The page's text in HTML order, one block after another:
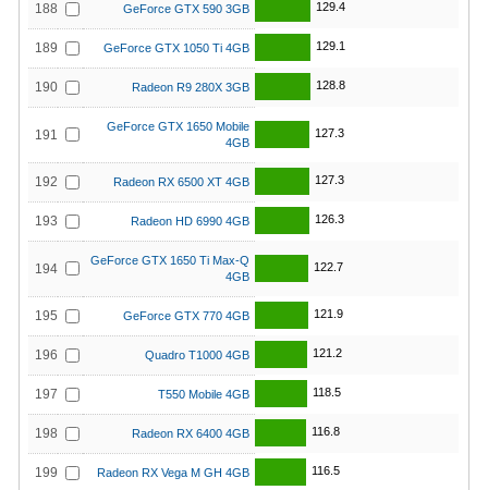
188 GeForce GTX 590 3GB 129.4
189 GeForce GTX 1050 Ti 4GB 129.1
190 Radeon R9 280X 3GB 128.8
191
GeForce GTX 1650 Mobile
4GB
127.3
192 Radeon RX 6500 XT 4GB 127.3
193 Radeon HD 6990 4GB 126.3
194
GeForce GTX 1650 Ti Max-Q
4GB
122.7
195 GeForce GTX 770 4GB 121.9
196 Quadro T1000 4GB 121.2
197 T550 Mobile 4GB 118.5
198 Radeon RX 6400 4GB 116.8
199 Radeon RX Vega M GH 4GB 116.5